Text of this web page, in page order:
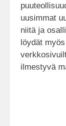
uusimmat
niitä ja
löydät
ilmestyvä